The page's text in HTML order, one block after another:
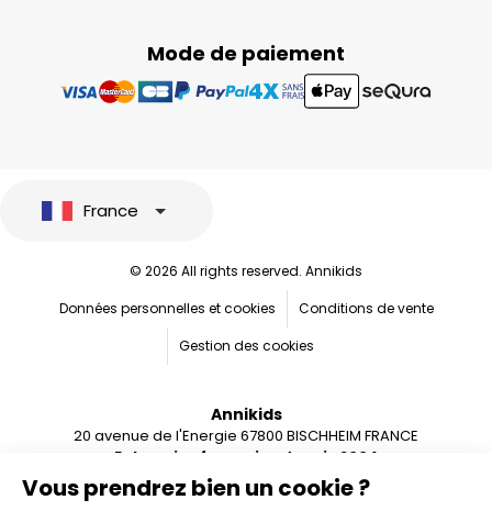
Mode de paiement
Vous prendrez bien un cookie ?
France
© 2026 All rights reserved. Annikids
Données personnelles et cookies
Conditions de vente
Gestion des cookies
Annikids
20 avenue de l'Energie 67800 BISCHHEIM FRANCE
Entreprise française depuis 2004